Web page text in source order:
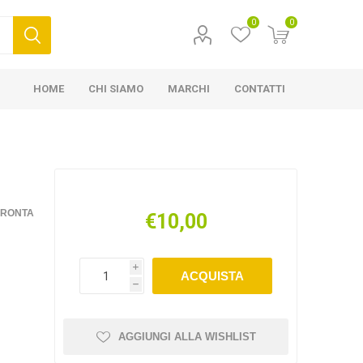
0 0
HOME CHI SIAMO MARCHI CONTATTI
€10,00
i
h
ACQUISTA
AGGIUNGI ALLA WISHLIST